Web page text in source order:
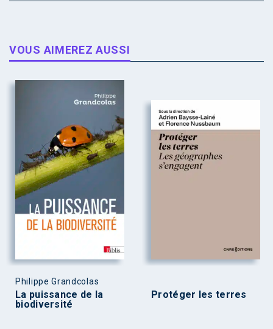
VOUS AIMEREZ AUSSI
Philippe Grandcolas
La puissance de la
biodiversité
Protéger les terres